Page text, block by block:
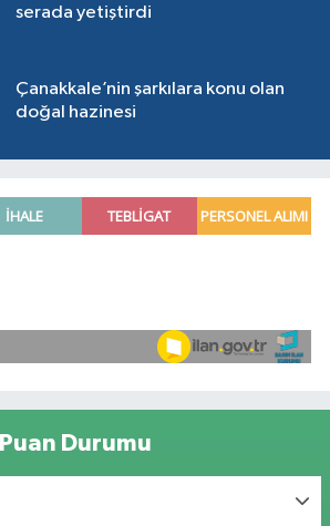
serada yetiştirdi
Çanakkale’nin şarkılara konu olan
doğal hazinesi
Durumu